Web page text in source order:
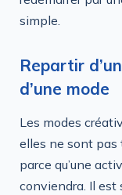
simple.
Repartir
d’une mode
Les modes
elles ne sont pas
parce qu’une
conviendra. Il est